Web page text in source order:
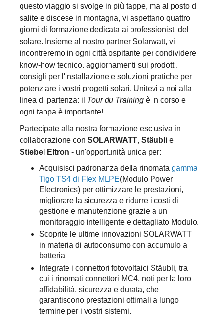
questo viaggio si svolge in più tappe, ma al posto di
salite e discese in montagna, vi aspettano quattro
giorni di formazione dedicata ai professionisti del
solare. Insieme al nostro partner Solarwatt, vi
incontreremo in ogni città ospitante per condividere
know-how tecnico, aggiornamenti sui prodotti,
consigli per l'installazione e soluzioni pratiche per
potenziare i vostri progetti solari. Unitevi a noi alla
linea di partenza: il Tour du Training è in corso e
ogni tappa è importante!
Partecipate alla nostra formazione esclusiva in
collaborazione con SOLARWATT, Stäubli e
Stiebel Eltron - un'opportunità unica per:
Acquisisci padronanza della rinomata gamma
Tigo TS4 di Flex MLPE(Modulo Power
Electronics) per ottimizzare le prestazioni,
migliorare la sicurezza e ridurre i costi di
gestione e manutenzione grazie a un
monitoraggio intelligente e dettagliato Modulo.
Scoprite le ultime innovazioni SOLARWATT
in materia di autoconsumo con accumulo a
batteria
Integrate i connettori fotovoltaici Stäubli, tra
cui i rinomati connettori MC4, noti per la loro
affidabilità, sicurezza e durata, che
garantiscono prestazioni ottimali a lungo
termine per i vostri sistemi.